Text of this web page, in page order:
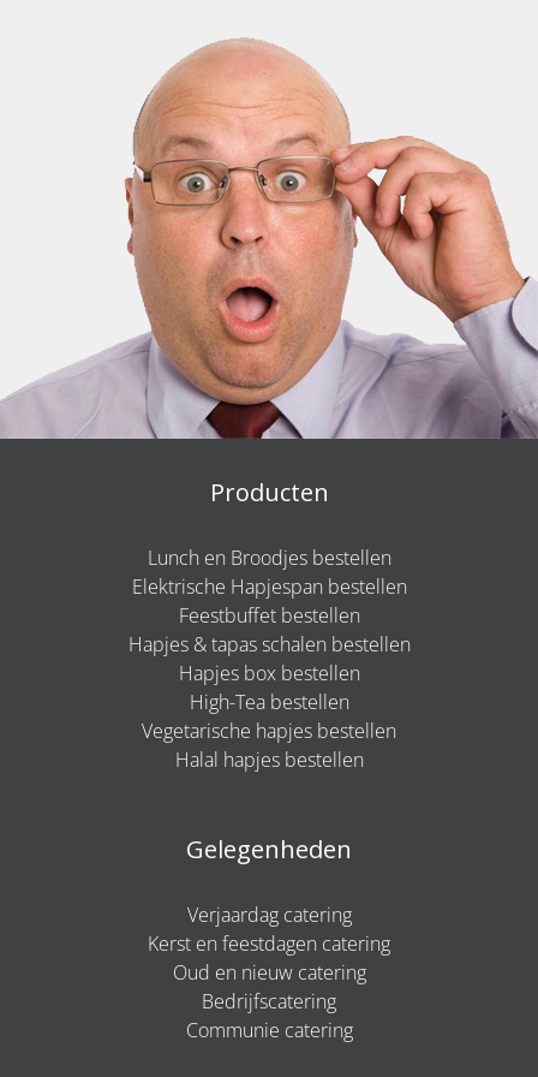
Producten
Lunch en Broodjes bestellen
Elektrische Hapjespan bestellen
Feestbuffet bestellen
Hapjes & tapas schalen bestellen
Hapjes box bestellen
High-Tea bestellen
Vegetarische hapjes bestellen
Halal hapjes bestellen
Gelegenheden
Verjaardag catering
Kerst en feestdagen catering
Oud en nieuw catering
Bedrijfscatering
Communie catering